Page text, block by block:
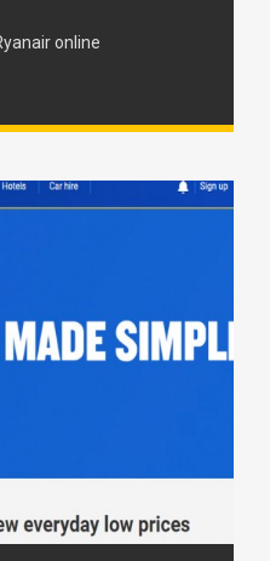
online